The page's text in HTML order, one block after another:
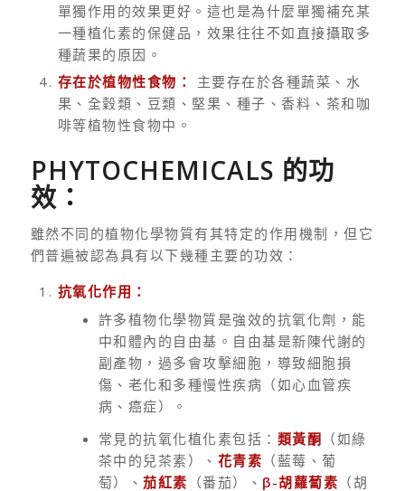
單獨作用的效果更好。這也是為什麼單獨補充某
一種植化素的保健品，效果往往不如直接攝取多
種蔬果的原因。
存在於植物性食物：
主要存在於各種蔬菜、水
果、全穀類、豆類、堅果、種子、香料、茶和咖
啡等植物性食物中。
PHYTOCHEMICALS 的功
效：
雖然不同的植物化學物質有其特定的作用機制，但它
們普遍被認為具有以下幾種主要的功效：
抗氧化作用：
許多植物化學物質是強效的抗氧化劑，能
中和體內的自由基。自由基是新陳代謝的
副產物，過多會攻擊細胞，導致細胞損
傷、老化和多種慢性疾病（如心血管疾
病、癌症）。
常見的抗氧化植化素包括： 類黃酮 （如綠
茶中的兒茶素）、 花青素 （藍莓、葡
萄）、茄紅素 （番茄）、 β-胡蘿蔔素 （胡